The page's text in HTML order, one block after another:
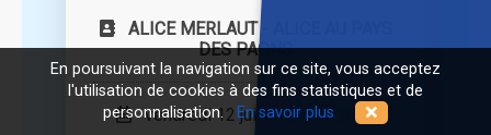
ALICE MERLAUT - ALICE AU PAYS
DES PAONS
vendredi 12 juin 2026 à 12h00
En poursuivant la navigation sur ce site, vous acceptez
l'utilisation de cookies à des fins statistiques et de
personnalisation. En savoir plus